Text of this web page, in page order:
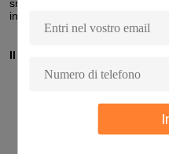
smentisca tutta la
informazioni.
Il pacco di fibra caratterizza
Materiali della fibra: Silice
dell'indio & di ZBLAN e
Tipo della fibra: Punto-